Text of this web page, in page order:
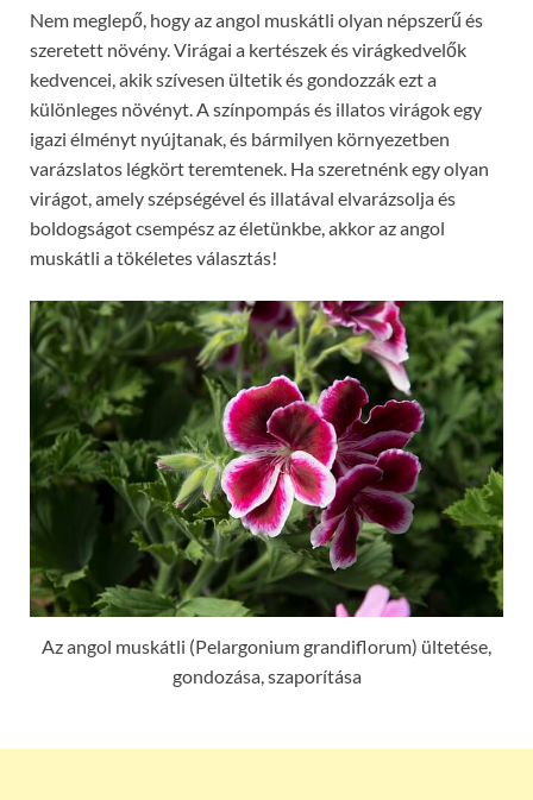
Nem meglepő, hogy az angol muskátli olyan népszerű és
szeretett növény. Virágai a kertészek és virágkedvelők
kedvencei, akik szívesen ültetik és gondozzák ezt a
különleges növényt. A színpompás és illatos virágok egy
igazi élményt nyújtanak, és bármilyen környezetben
varázslatos légkört teremtenek. Ha szeretnénk egy olyan
virágot, amely szépségével és illatával elvarázsolja és
boldogságot csempész az életünkbe, akkor az angol
muskátli a tökéletes választás!
Az angol muskátli (Pelargonium grandiflorum) ültetése,
gondozása, szaporítása